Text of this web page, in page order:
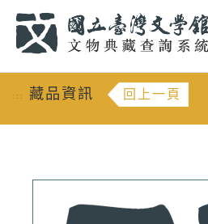
::: 藏品資訊 回上一頁